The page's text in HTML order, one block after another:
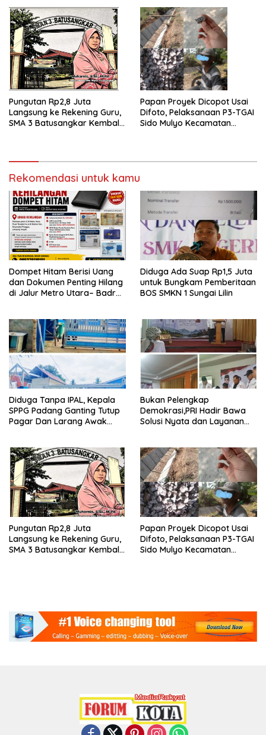
Rakyat
Pungutan Rp2,8 Juta
Langsung ke Rekening Guru,
SMA 3 Batusangkar Kembali
Papan Proyek Dicopot Usai
Difoto, Pelaksanaan P3-TGAI
Sido Mulyo Kecamatan
Rekomendasi untuk kamu
Dompet Hitam Berisi Uang
dan Dokumen Penting Hilang
di Jalur Metro Utara– Badran
Diduga Ada Suap Rp1,5 Juta
untuk Bungkam Pemberitaan
BOS SMKN 1 Sungai Lilin
Diduga Tanpa IPAL, Kepala
SPPG Padang Ganting Tutup
Pagar Dan Larang Awak
Bukan Pelengkap
Demokrasi,PRI Hadir Bawa
Solusi Nyata dan Layanan
Rakyat
Pungutan Rp2,8 Juta
Langsung ke Rekening Guru,
SMA 3 Batusangkar Kembali
Papan Proyek Dicopot Usai
Difoto, Pelaksanaan P3-TGAI
Sido Mulyo Kecamatan